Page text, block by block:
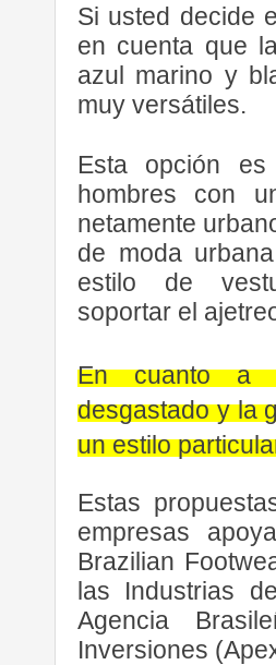
Si usted decide
en cuenta que
azul marino y
muy versátiles.
Esta opción
hombres con
netamente
de moda
estilo de
soportar el
En cuanto a
desgastado y la
un estilo
Estas
empresas
Brazilian
las Industrias
Agencia
Inversiones